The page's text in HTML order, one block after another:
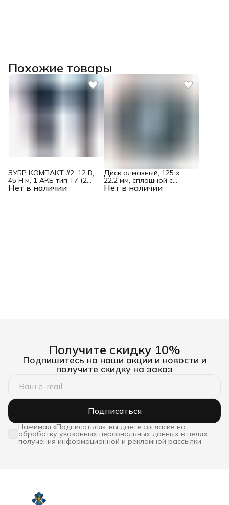
Похожие товары
Нет в наличии
ЗУБР КОМПАКТ #2, 12 В,
45 Н·м, 1 АКБ тип Т7 (2
А·ч), дрель-шуруповерт, Нет в наличии
Диск алмазный, 125 х
22.2 мм, сплошной c
лазерной перфорацией,
Получите скидку 10%
Подпишитесь на наши акции и новости и
получите скидку на заказ
Подписаться
Нажимая «Подписаться», вы даете согласие на
обработку указанных персональных данных в целях
получения информационной и рекламной рассылки